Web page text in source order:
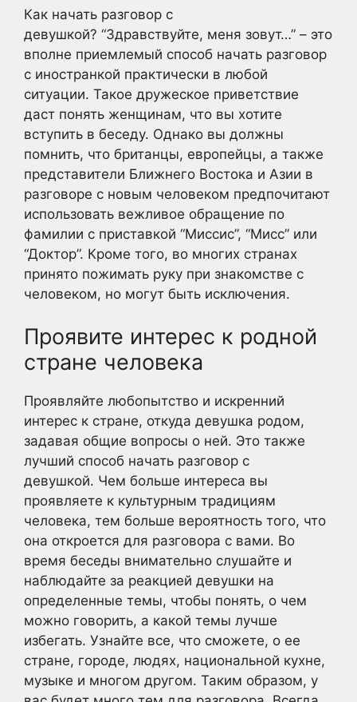
Как начать разговор с
девушкой? “Здравствуйте, меня зовут…” – это
вполне приемлемый способ начать разговор
с иностранкой практически в любой
ситуации. Такое дружеское приветствие
даст понять женщинам, что вы хотите
вступить в беседу. Однако вы должны
помнить, что британцы, европейцы, а также
представители Ближнего Востока и Азии в
разговоре с новым человеком предпочитают
использовать вежливое обращение по
фамилии с приставкой “Миссис”, “Мисс” или
“Доктор”. Кроме того, во многих странах
принято пожимать руку при знакомстве с
человеком, но могут быть исключения.
Проявите интерес к родной
стране человека
Проявляйте любопытство и искренний
интерес к стране, откуда девушка родом,
задавая общие вопросы о ней. Это также
лучший способ начать разговор с
девушкой. Чем больше интереса вы
проявляете к культурным традициям
человека, тем больше вероятность того, что
она откроется для разговора с вами. Во
время беседы внимательно слушайте и
наблюдайте за реакцией девушки на
определенные темы, чтобы понять, о чем
можно говорить, а какой темы лучше
избегать. Узнайте все, что сможете, о ее
стране, городе, людях, национальной кухне,
музыке и многом другом. Таким образом, у